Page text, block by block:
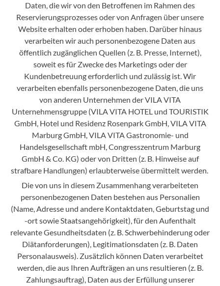
Daten, die wir von den Betroffenen im Rahmen des
Reservierungsprozesses oder von Anfragen über unsere
Website erhalten oder erhoben haben. Darüber hinaus
verarbeiten wir auch personenbezogene Daten aus
öffentlich zugänglichen Quellen (z. B. Presse, Internet),
soweit es für Zwecke des Marketings oder der
Kundenbetreuung erforderlich und zulässig ist. Wir
verarbeiten ebenfalls personenbezogene Daten, die uns
von anderen Unternehmen der VILA VITA
Unternehmensgruppe (VILA VITA HOTEL und TOURISTIK
GmbH, Hotel und Residenz Rosenpark GmbH, VILA VITA
Marburg GmbH, VILA VITA Gastronomie- und
Handelsgesellschaft mbH, Congresszentrum Marburg
GmbH & Co. KG) oder von Dritten (z. B. Hinweise auf
strafbare Handlungen) erlaubterweise übermittelt werden.
Die von uns in diesem Zusammenhang verarbeiteten
personenbezogenen Daten bestehen aus Personalien
(Name, Adresse und andere Kontaktdaten, Geburtstag und
-ort sowie Staatsangehörigkeit), für den Aufenthalt
relevante Gesundheitsdaten (z. B. Schwerbehinderung oder
Diätanforderungen), Legitimationsdaten (z. B. Daten
Personalausweis). Zusätzlich können Daten verarbeitet
werden, die aus Ihren Aufträgen an uns resultieren (z. B.
Zahlungsauftrag), Daten aus der Erfüllung unserer